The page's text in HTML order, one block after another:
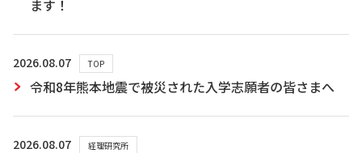
ます！
2026.08.07 TOP
令和8年熊本地震で被災された入学志願者の皆さまへ
2026.08.07 経理研究所